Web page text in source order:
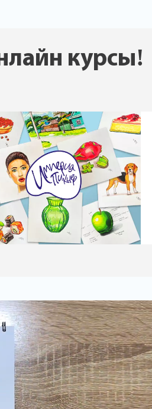
курсы!